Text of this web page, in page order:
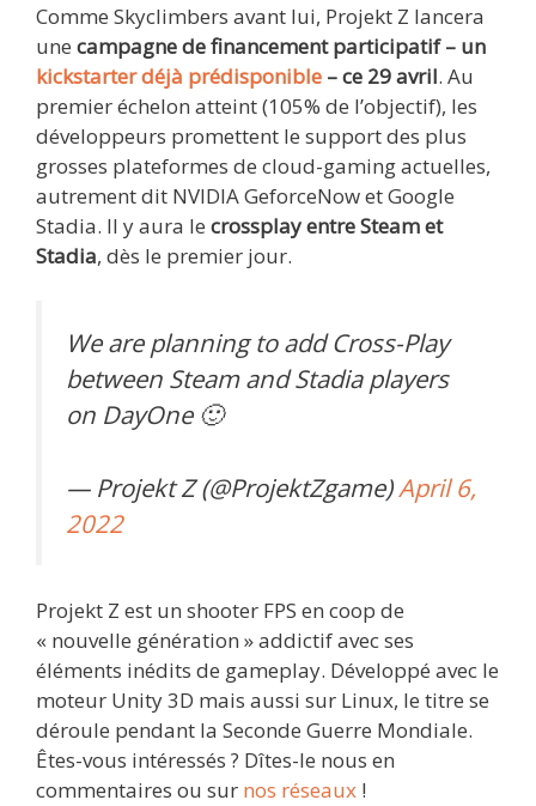
Comme Skyclimbers avant lui, Projekt Z lancera
une campagne de financement participatif – un
kickstarter déjà prédisponible – ce 29 avril. Au
premier échelon atteint (105% de l’objectif), les
développeurs promettent le support des plus
grosses plateformes de cloud-gaming actuelles,
autrement dit NVIDIA GeforceNow et Google
Stadia. Il y aura le crossplay entre Steam et
Stadia, dès le premier jour.
We are planning to add Cross-Play
between Steam and Stadia players
on DayOne 🙂
— Projekt Z (@ProjektZgame)April 6,
2022
Projekt Z est un shooter FPS en coop de
« nouvelle génération » addictif avec ses
éléments inédits de gameplay. Développé avec le
moteur Unity 3D mais aussi sur Linux, le titre se
déroule pendant la Seconde Guerre Mondiale.
Êtes-vous intéressés ? Dîtes-le nous en
commentaires ou sur nos réseaux !